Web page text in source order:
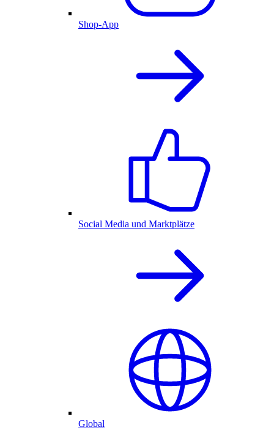
Shop-App
Social Media und Marktplätze
Global